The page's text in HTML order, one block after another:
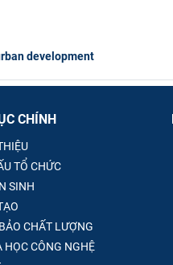
development
CHÍNH
TỔ CHỨC
SINH
CHẤT LƯỢNG
HỌC CÔNG NGHỆ